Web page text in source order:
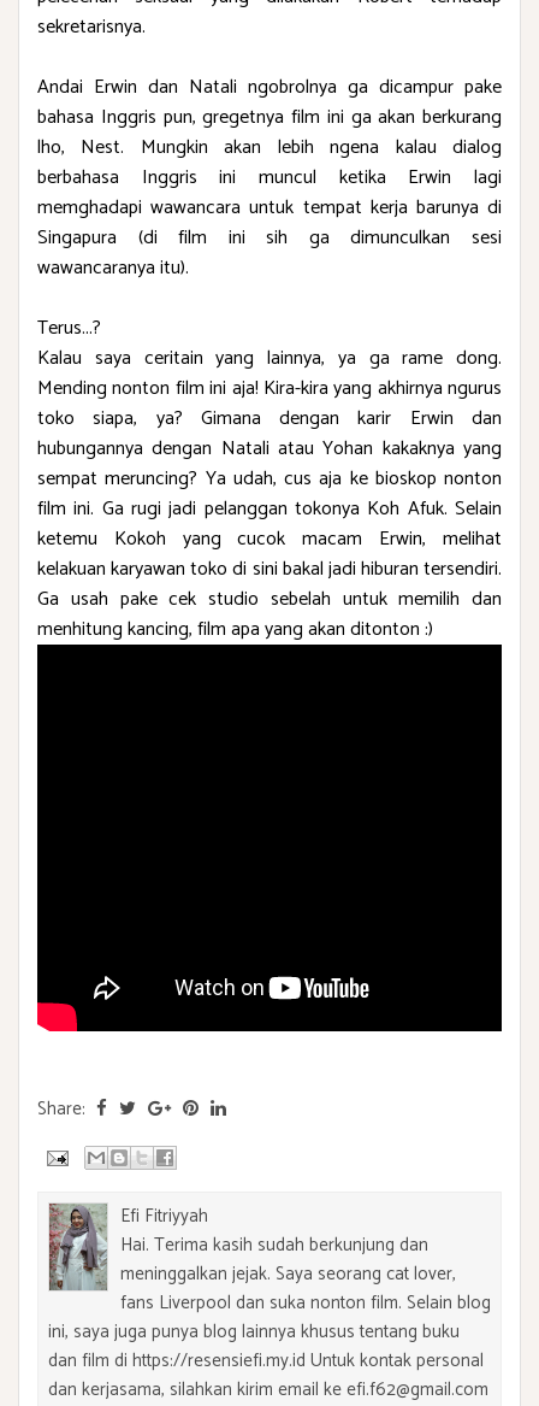
sekretarisnya.
Andai Erwin dan Natali ngobrolnya ga dicampur pake
bahasa Inggris pun, gregetnya film ini ga akan berkurang
lho, Nest. Mungkin akan lebih ngena kalau dialog
berbahasa Inggris ini muncul ketika Erwin lagi
memghadapi wawancara untuk tempat kerja barunya di
Singapura (di film ini sih ga dimunculkan sesi
wawancaranya itu).
Terus...?
Kalau saya ceritain yang lainnya, ya ga rame dong.
Mending nonton film ini aja! Kira-kira yang akhirnya ngurus
toko siapa, ya? Gimana dengan karir Erwin dan
hubungannya dengan Natali atau Yohan kakaknya yang
sempat meruncing? Ya udah, cus aja ke bioskop nonton
film ini. Ga rugi jadi pelanggan tokonya Koh Afuk. Selain
ketemu Kokoh yang cucok macam Erwin, melihat
kelakuan karyawan toko di sini bakal jadi hiburan tersendiri.
Ga usah pake cek studio sebelah untuk memilih dan
menhitung kancing, film apa yang akan ditonton :)
Share:
Efi Fitriyyah
Hai. Terima kasih sudah berkunjung dan
meninggalkan jejak. Saya seorang cat lover,
fans Liverpool dan suka nonton film. Selain blog
ini, saya juga punya blog lainnya khusus tentang buku
dan film di https://resensiefi.my.id Untuk kontak personal
dan kerjasama, silahkan kirim email ke efi.f62@gmail.com